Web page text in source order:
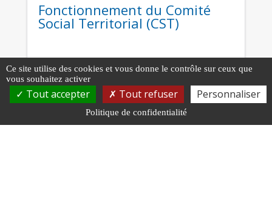
Fonctionnement du Comité
Social Territorial (CST)
Ce site utilise des cookies et vous donne le contrôle sur ceux que
vous souhaitez activer
Tout accepter Tout refuser Personnaliser
Politique de confidentialité